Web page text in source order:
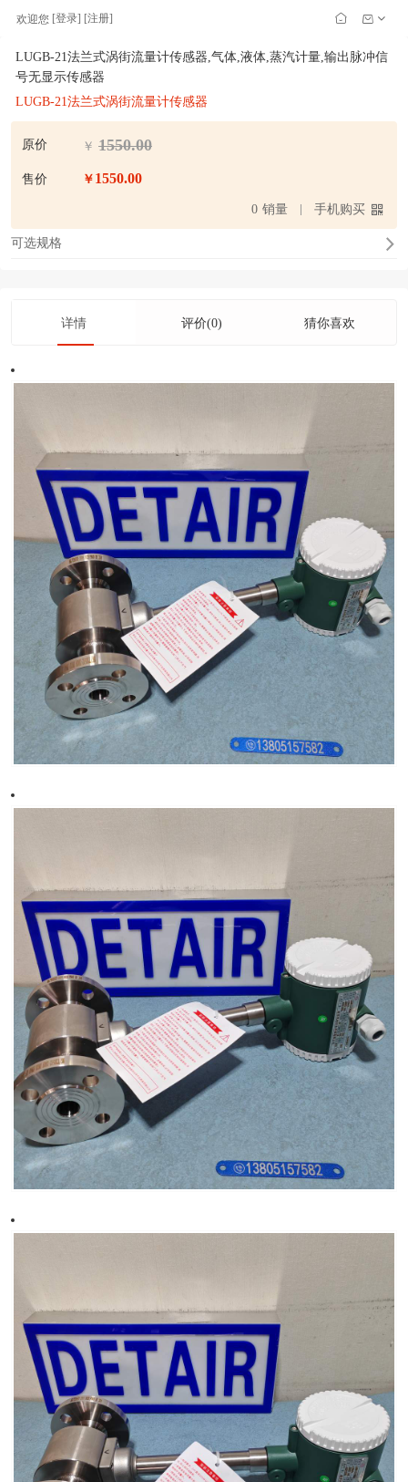
欢迎您 [登录] [注册]
LUGB-21法兰式涡街流量计传感器,气体,液体,蒸汽计量,输出脉冲信
号无显示传感器
LUGB-21法兰式涡街流量计传感器
原价 ￥ 1550.00
售价 ￥ 1550.00
0 销量 手机购买
可选规格
详情 评价(0) 猜你喜欢